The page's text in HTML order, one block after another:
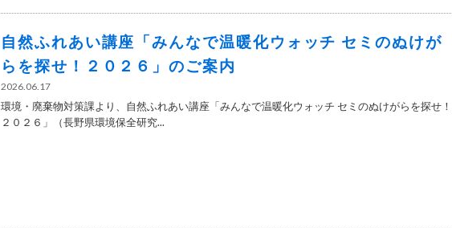
自然ふれあい講座「みんなで温暖化ウォッチ セミのぬけが
らを探せ！２０２６」のご案内
2026.06.17
環境・廃棄物対策課より、自然ふれあい講座「みんなで温暖化ウォッチ セミのぬけがらを探せ！
２０２６」（長野県環境保全研究...